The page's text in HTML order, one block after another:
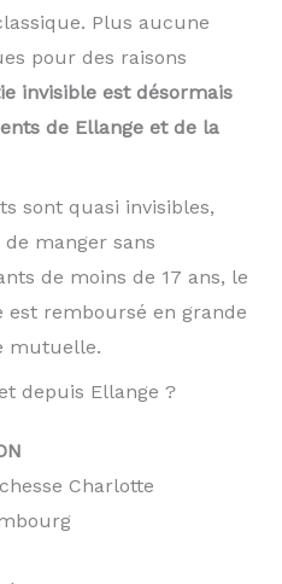
Plus aucune
pour des raisons
invisible est désormais
de Ellange et de la
sont quasi invisibles,
manger sans
de moins de 17 ans, le
remboursé en grande
mutuelle.
depuis Ellange ?
Charlotte